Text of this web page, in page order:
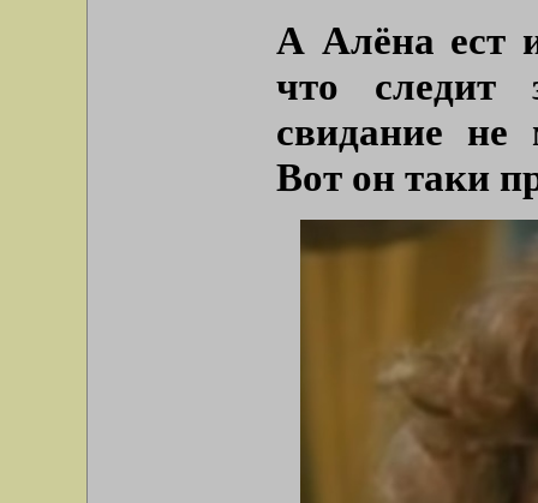
А Алёна ест
что следит
свидание не
Вот он таки